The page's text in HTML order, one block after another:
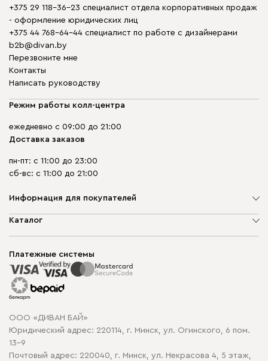
+375 29 118-36-23 специалист отдела корпоративных продаж
- оформление юридических лиц
+375 44 768-64-44 специалист по работе с дизайнерами
b2b@divan.by
Перезвоните мне
Контакты
Написать руководству
Режим работы колл-центра
ежедневно с 09:00 до 21:00
Доставка заказов
пн-пт: с 11:00 до 23:00
сб-вс: с 11:00 до 21:00
Информация для покупателей
О компании
Способы оплаты
Рассрочка и кредит
Гарантия
Карта сайта
Политика конфиденциальности
Политика в отношении обработки cookie
Каталог
Корпусная мебель
Распродажа мебели
Платежные системы
ООО «ДИВАН БАЙ»
Юридический адрес: 220114, г. Минск, ул. Огинского, 6 пом.
13-9
Почтовый адрес: 220040, г. Минск, ул. Некрасова 4, 5 этаж,